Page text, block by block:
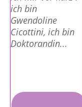
ich bin
Gwendoline
Cicottini, ich bin
Doktorandin...